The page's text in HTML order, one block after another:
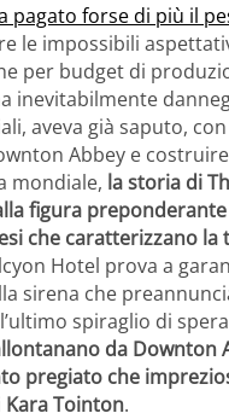
pagato forse di più il
le impossibili
per budget di
inevitabilmente
aveva già saputo,
Abbey e
mondiale, la storia di
figura
che caratterizzano la
Hotel prova a
sirena che
spiraglio di
da Downton
pregiato che
Kara Tointon.